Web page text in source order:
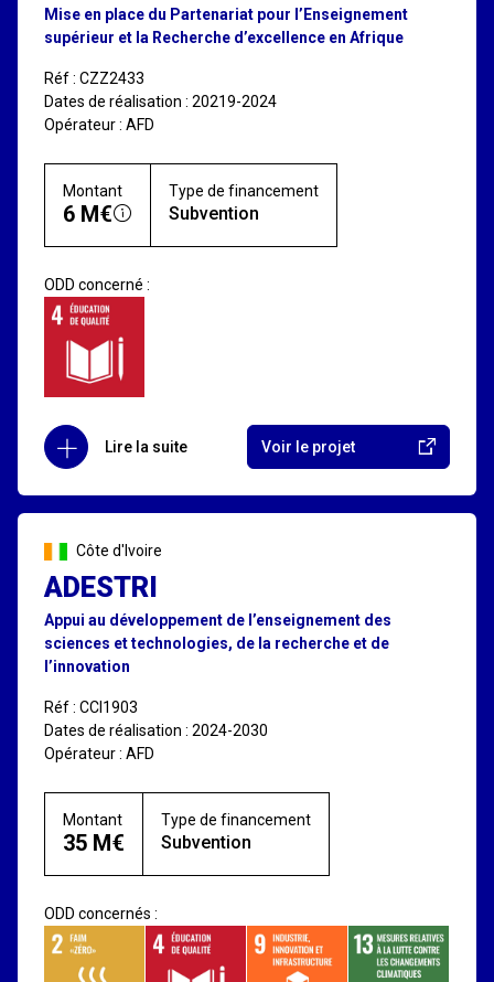
Mise en place du Partenariat pour l’Enseignement
supérieur et la Recherche d’excellence en Afrique
Réf : CZZ2433
Dates de réalisation : 20219-2024
Opérateur : AFD
Montant
6 M€
Type de financement
Subvention
ODD concerné :
Lire la suite Voir le projet
Côte d'Ivoire
ADESTRI
Appui au développement de l’enseignement des
sciences et technologies, de la recherche et de
l’innovation
Réf : CCI1903
Dates de réalisation : 2024-2030
Opérateur : AFD
Montant
35 M€
Type de financement
Subvention
ODD concernés :